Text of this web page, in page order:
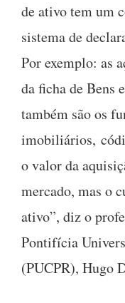
de ativo tem um
sistema de
Por exemplo: as
da ficha de Bens
também são os
imobiliários,
o valor da
mercado, mas o
ativo”, diz o
Pontifícia
(PUCPR), Hugo